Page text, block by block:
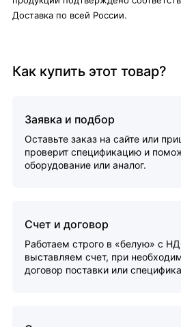
Доставка по всей России.
Как купить этот товар?
Заявка и подбор
Оставьте заказ на сайте или
проверит спецификацию и
оборудование или аналог.
Счет и договор
Работаем строго в «белую» с
выставляем счет, при
договор поставки или